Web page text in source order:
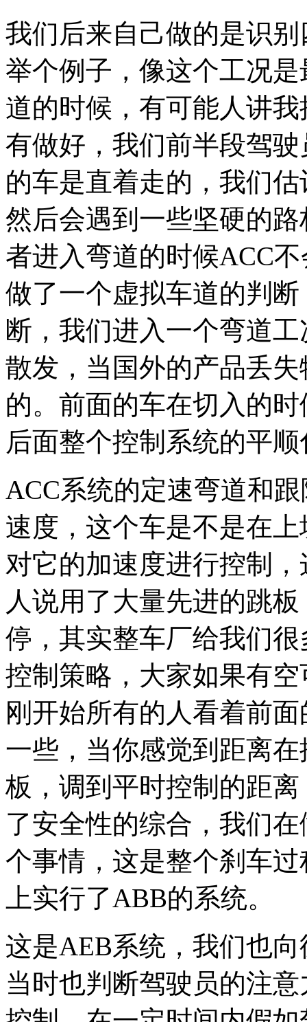
我们后来自己做的是识
举个例子，像这个工况
道的时候，有可能人讲
有做好，我们前半段驾
的车是直着走的，我们
然后会遇到一些坚硬的
者进入弯道的时候ACC
做了一个虚拟车道的判
断，我们进入一个弯道
散发，当国外的产品丢
的。前面的车在切入的
后面整个控制系统的平
ACC系统的定速弯道和
速度，这个车是不是在
对它的加速度进行控制
人说用了大量先进的跳
停，其实整车厂给我们
控制策略，大家如果有
刚开始所有的人看着前
一些，当你感觉到距离
板，调到平时控制的距
了安全性的综合，我们
个事情，这是整个刹车
上实行了ABB的系统。
这是AEB系统，我们也
当时也判断驾驶员的注